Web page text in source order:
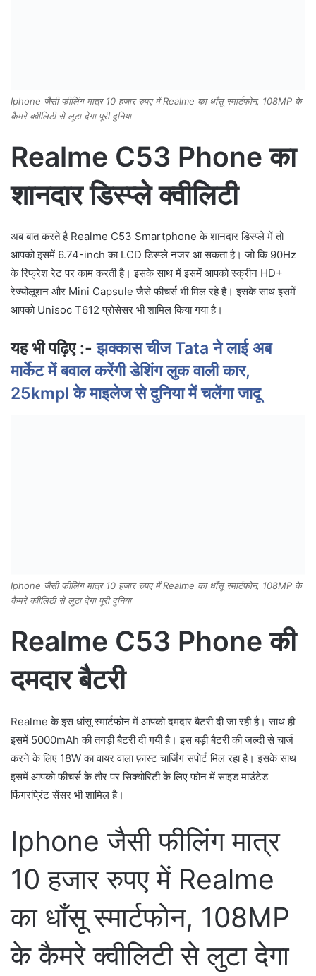
Iphone जैसी फीलिंग मात्र 10 हजार रुपए में Realme का धाँसू स्मार्टफोन, 108MP के
कैमरे क्वीलिटी से लुटा देगा पूरी दुनिया
Realme C53 Phone का
शानदार डिस्प्ले क्वीलिटी
अब बात करते है Realme C53 Smartphone के शानदार डिस्प्ले में तो
आपको इसमें 6.74-inch का LCD डिस्प्ले नजर आ सकता है। जो कि 90Hz
के रिफ्रेश रेट पर काम करती है। इसके साथ में इसमें आपको स्क्रीन HD+
रेज्योलूशन और Mini Capsule जैसे फीचर्स भी मिल रहे है। इसके साथ इसमें
आपको Unisoc T612 प्रोसेसर भी शामिल किया गया है।
यह भी पढ़िए :-झक्कास चीज Tata ने लाई अब
मार्केट में बवाल करेंगी डेशिंग लुक वाली कार,
25kmpl के माइलेज से दुनिया में चलेंगा जादू
Iphone जैसी फीलिंग मात्र 10 हजार रुपए में Realme का धाँसू स्मार्टफोन, 108MP के
कैमरे क्वीलिटी से लुटा देगा पूरी दुनिया
Realme C53 Phone की
दमदार बैटरी
Realme के इस धांसू स्मार्टफोन में आपको दमदार बैटरी दी जा रही है। साथ ही
इसमें 5000mAh की तगड़ी बैटरी दी गयी है। इस बड़ी बैटरी की जल्दी से चार्ज
करने के लिए 18W का वायर वाला फ़ास्ट चार्जिंग सपोर्ट मिल रहा है। इसके साथ
इसमें आपको फीचर्स के तौर पर सिक्योरिटी के लिए फोन में साइड माउंटेड
फिंगरप्रिंट सेंसर भी शामिल है।
Iphone जैसी फीलिंग मात्र
10 हजार रुपए में Realme
का धाँसू स्मार्टफोन, 108MP
के कैमरे क्वीलिटी से लुटा देगा